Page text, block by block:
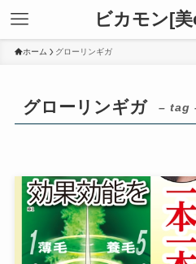
ビカモン[
ホーム グローリンギガ
グローリンギガ – tag